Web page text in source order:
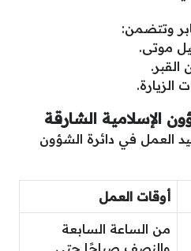
وتتضمن:
موتى.
الزيارة.
الإسلامية الشارقة
العمل في دائرة الشؤون
أوقات العمل
من الساعة السابعة